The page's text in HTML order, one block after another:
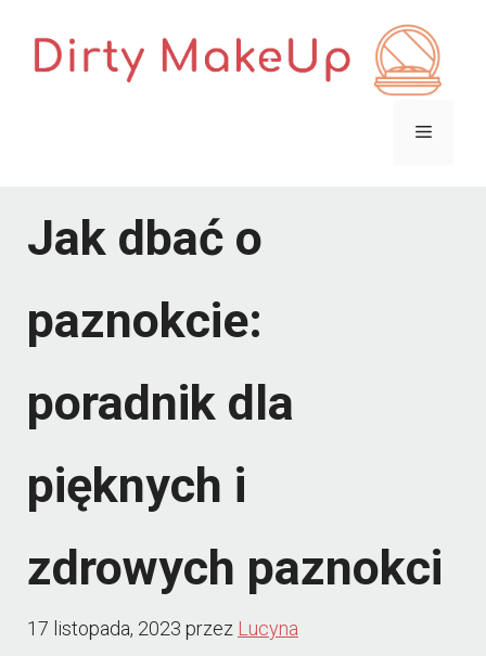
Menu
Jak dbać o
paznokcie:
poradnik dla
pięknych i
zdrowych paznokci
17 listopada, 2023 przez Lucyna